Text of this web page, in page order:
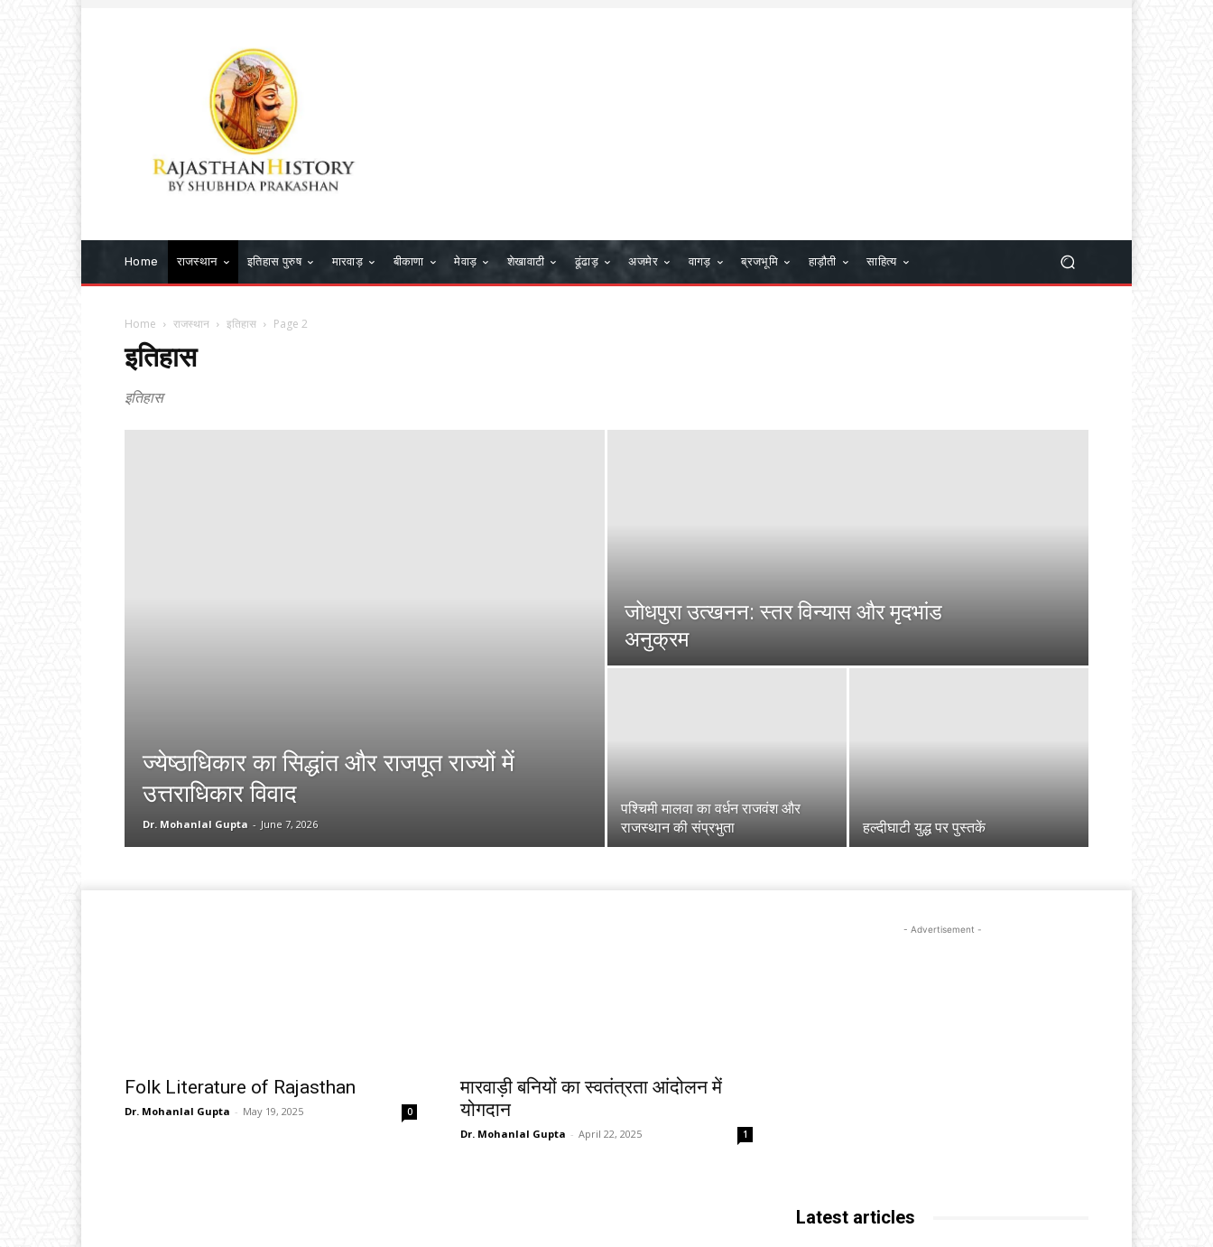
Home राजस्थान इतिहास पुरुष मारवाड़ बीकाणा मेवाड़ शेखावाटी ढूंढाड़ अजमेर वागड़ ब्रजभूमि हाड़ौती साहित्य
Home राजस्थान इतिहास Page 2
इतिहास
इतिहास
ज्येष्ठाधिकार का सिद्धांत और राजपूत राज्यों में
उत्तराधिकार विवाद
Dr. Mohanlal Gupta - June 7, 2026
जोधपुरा उत्खनन: स्तर विन्यास और मृदभांड
अनुक्रम
पश्चिमी मालवा का वर्धन राजवंश और
राजस्थान की संप्रभुता
हल्दीघाटी युद्ध पर पुस्तकें
Folk Literature of Rajasthan
Dr. Mohanlal Gupta - May 19, 2025 0
मारवाड़ी बनियों का स्वतंत्रता आंदोलन में
योगदान
Dr. Mohanlal Gupta - April 22, 2025 1
- Advertisement -
Latest articles